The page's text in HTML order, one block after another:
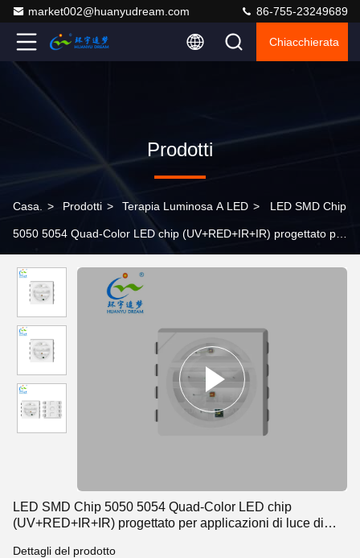
market002@huanyudream.com 86-755-23249689
Chiacchierata
Prodotti
Casa. > Prodotti > Terapia Luminosa A LED > LED SMD Chip
5050 5054 Quad-Color LED chip (UV+RED+IR+IR) progettato per
LED SMD Chip 5050 5054 Quad-Color LED chip
(UV+RED+IR+IR) progettato per applicazioni di luce di
Dettagli del prodotto